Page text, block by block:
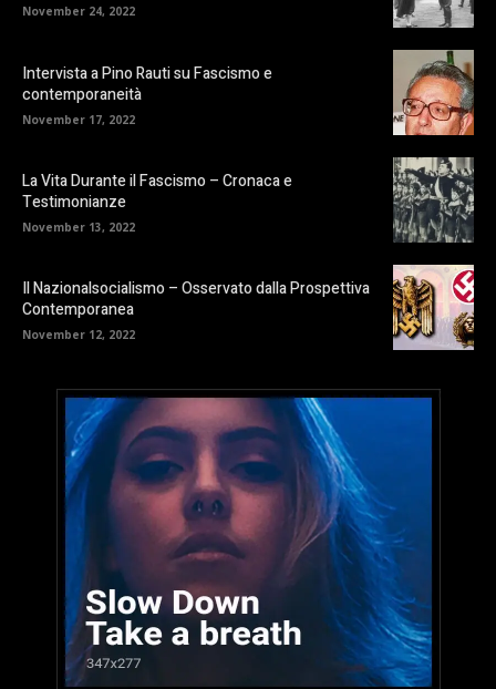
November 24, 2022
Intervista a Pino Rauti su Fascismo e
contemporaneità
November 17, 2022
La Vita Durante il Fascismo – Cronaca e
Testimonianze
November 13, 2022
Il Nazionalsocialismo – Osservato dalla Prospettiva
Contemporanea
November 12, 2022